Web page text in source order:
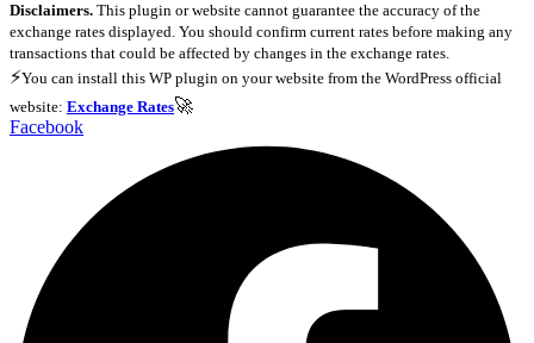
Disclaimers. This plugin or website cannot guarantee the accuracy of the
exchange rates displayed. You should confirm current rates before making any
transactions that could be affected by changes in the exchange rates.
⚡You can install this WP plugin on your website from the WordPress official
website: Exchange Rates🚀
Facebook